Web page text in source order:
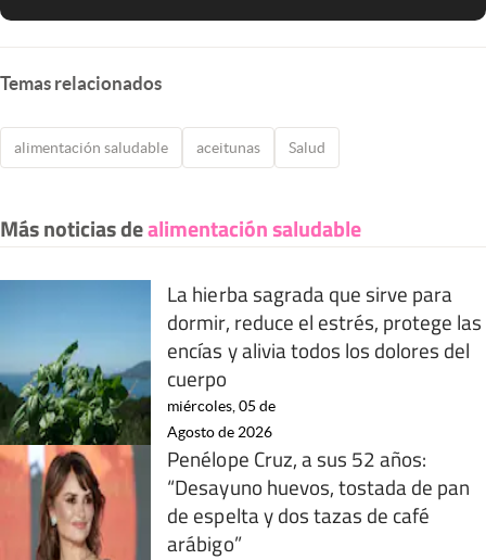
Temas relacionados
alimentación saludable aceitunas Salud
Más noticias dealimentación saludable
La hierba sagrada que sirve para
dormir, reduce el estrés, protege las
encías y alivia todos los dolores del
cuerpo
miércoles, 05 de
Agosto de 2026
Penélope Cruz, a sus 52 años:
“Desayuno huevos, tostada de pan
de espelta y dos tazas de café
arábigo”